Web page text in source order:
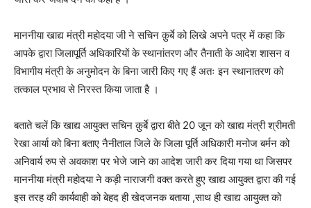
माननीया खाद्य मंत्री महोदया जी ने सचिन क़ुर्बे को लिखे अपने पत्र में कहा कि
आपके द्वारा जिलापूर्ति अधिकारियों के स्थानांतरण और तैनाती के आदेश शासन व
विभागीय मंत्री के अनुमोदन के बिना जारी किए गए हैं अतः इन स्थानातरण को
तत्काल प्रभाव से निरस्त किया जाता है ।
बताते चलें कि खाद्य आयुक्त सचिन क़ुर्बे द्वारा बीते 20 जून को खाद्य मंत्री श्रीमती
रेखा आर्या को बिना बताए नैनीताल जिले के जिला पूर्ति अधिकारी मनोज बर्मन को
अनिवार्य रुप से अवकाश पर भेजे जाने का आदेश जारी कर दिया गया था जिसपर
माननीया मंत्री महोदया ने कड़ी नाराजगी वक्त करते हुए खाद्य आयुक्त द्वारा की गई
इस तरह की कार्यवाही को बेहद ही खेदजनक बताया ,साथ ही खाद्य आयुक्त को